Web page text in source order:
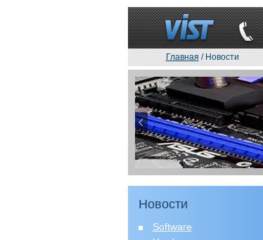
Главная / Новости
Новости
Software